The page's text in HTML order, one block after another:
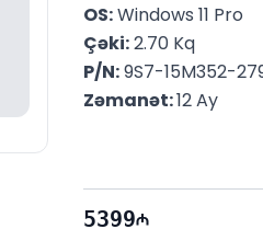
OS: Windows 11 Pro
Çəki: 2.70 Kq
P/N: 9S7-15M352-
Zəmanət: 12 Ay
5399